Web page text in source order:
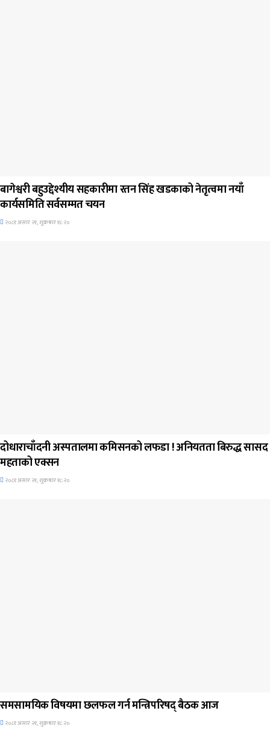
बागेश्वरी बहुउद्देश्यीय सहकारीमा रतन सिंह खडकाको नेतृत्वमा नयाँ
कार्यसमिति सर्वसम्मत चयन
२०८१ असार २१, शुक्रबार १८:२०
दोधाराचाँदनी अस्पतालमा कमिसनको लफडा ! अनियतता बिरुद्ध सासद
महताको एक्सन
२०८१ असार २१, शुक्रबार १८:२०
समसामयिक विषयमा छलफल गर्न मन्त्रिपरिषद् बैठक आज
२०८१ असार २१, शुक्रबार १८:२०